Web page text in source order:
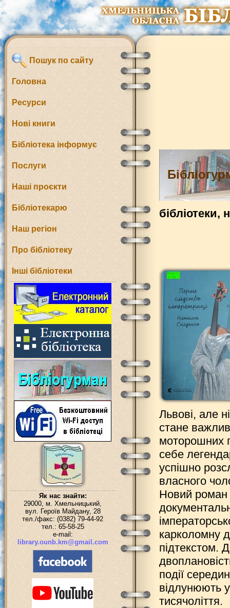
Пошук по сайту
Головна
Ресурси
Нові книги
Бібліотека інформує
Послуги
Наші проєкти
Бібліотекарю
Наш регіон
Про бібліотеку
Інші бібліотеки
Як нас знайти:
29000, м. Хмельницький,
вул. Героїв Майдану, 28
тел./факс: (0382) 79-44-92
тел.: 65-58-25
e-mail:
library.ounb.km@gmail.com
бібліотеки,
Львові, але
стане
моторошних
себе
успішно
власного
Новий роман
карколомну
підтекстом.
події
відлунюють
тисячоліття.